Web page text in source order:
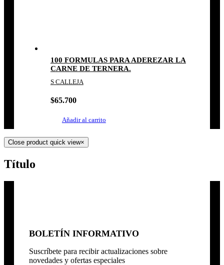
100 FORMULAS PARA ADEREZAR LA
CARNE DE TERNERA.
S CALLEJA
$65.700
Añadir al carrito
Close product quick view×
Título
BOLETÍN INFORMATIVO
Suscríbete para recibir actualizaciones sobre
novedades y ofertas especiales